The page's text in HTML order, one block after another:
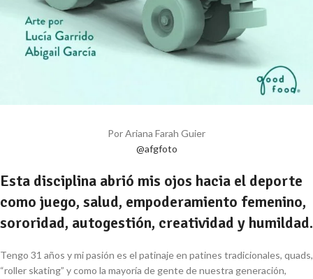
Por Ariana Farah Guier
@afgfoto
Esta disciplina abrió mis ojos hacia el deporte
como juego, salud, empoderamiento femenino,
sororidad, autogestión, creatividad y humildad.
Tengo 31 años y mi pasión es el patinaje en patines tradicionales, quads,
“roller skating” y como la mayoría de gente de nuestra generación,